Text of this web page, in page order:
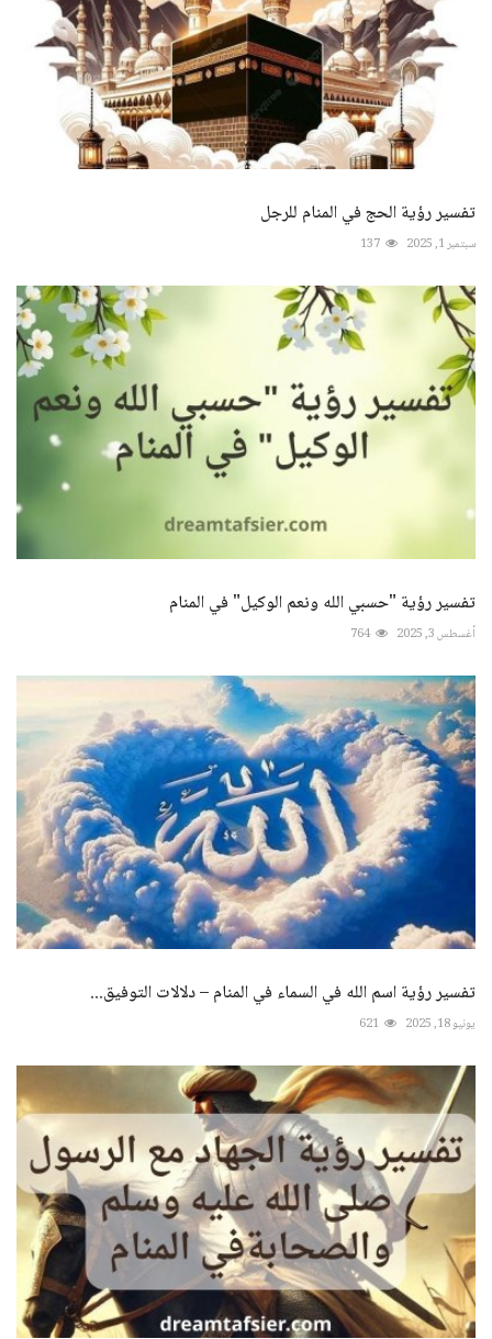
تفسير رؤية الحج في المنام للرجل
سبتمبر 1, 2025 137
تفسير رؤية "حسبي الله ونعم الوكيل" في المنام
أغسطس 3, 2025 764
تفسير رؤية اسم الله في السماء في المنام – دلالات التوفيق...
يونيو 18, 2025 621